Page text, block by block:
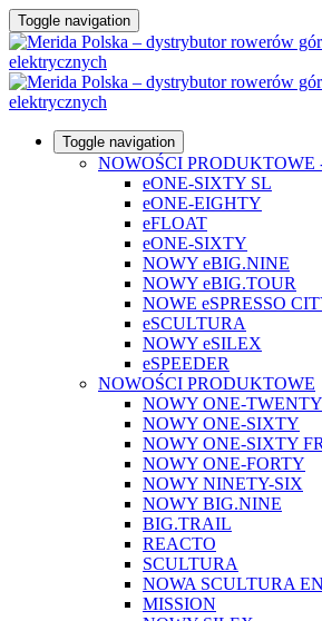
Toggle navigation
Toggle navigation
NOWOŚCI PRODUKTOWE
eONE-SIXTY SL
eONE-EIGHTY
eFLOAT
eONE-SIXTY
NOWY eBIG.NINE
NOWY eBIG.TOUR
NOWE eSPRESSO
eSCULTURA
NOWY eSILEX
eSPEEDER
NOWOŚCI PRODUKTOWE
NOWY ONE-TWENTY
NOWY ONE-SIXTY
NOWY ONE-SIXTY FR
NOWY ONE-FORTY
NOWY NINETY-SIX
NOWY BIG.NINE
BIG.TRAIL
REACTO
SCULTURA
NOWA SCULTURA
MISSION